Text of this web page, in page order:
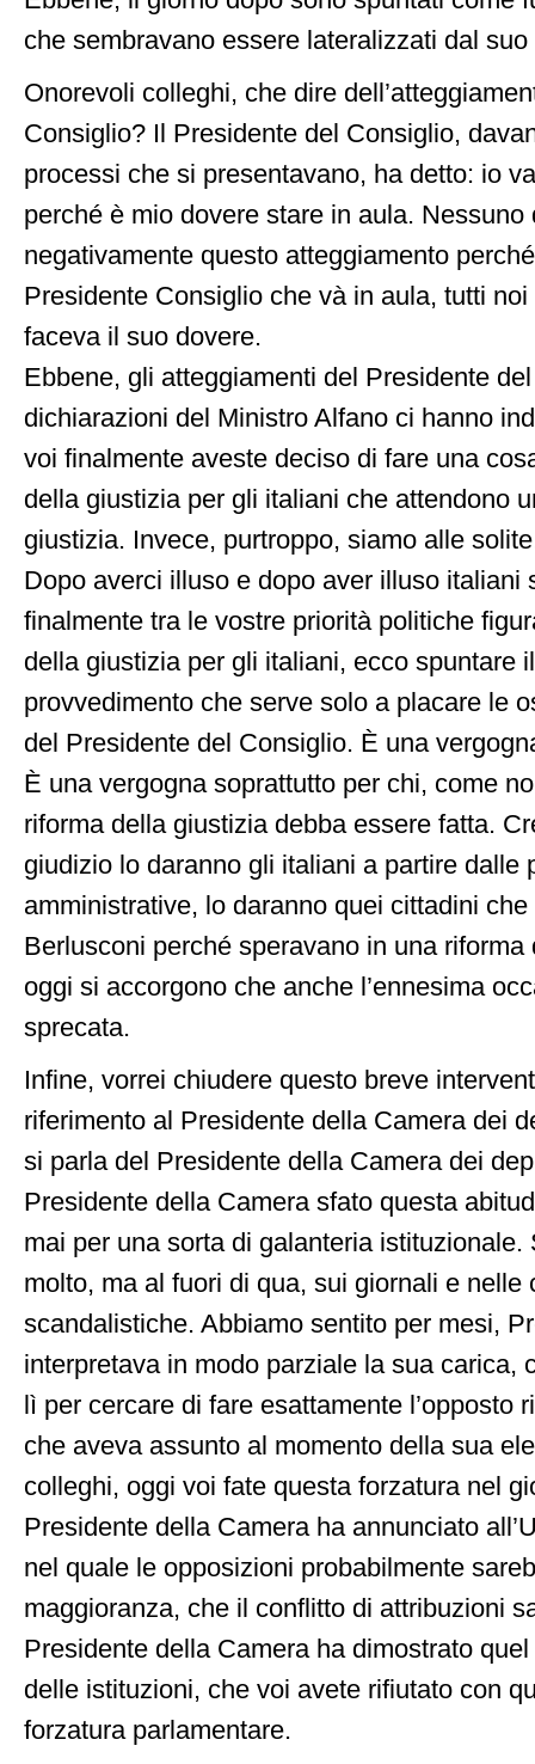
che sembravano essere lateralizzati dal
Onorevoli colleghi, che dire
Consiglio? Il Presidente del Consiglio,
processi che si presentavano, ha detto: io
perché è mio dovere stare in aula.
negativamente questo atteggiamento
Presidente Consiglio che và in aula, tutti
faceva il suo dovere.
Ebbene, gli atteggiamenti del Presidente
dichiarazioni del Ministro Alfano ci hanno
voi finalmente aveste deciso di fare una
della giustizia per gli italiani che attendono
giustizia. Invece, purtroppo, siamo alle
Dopo averci illuso e dopo aver illuso italiani
finalmente tra le vostre priorità politiche
della giustizia per gli italiani, ecco spuntare
provvedimento che serve solo a placare le
del Presidente del Consiglio. È una
È una vergogna soprattutto per chi, come
riforma della giustizia debba essere fatta.
giudizio lo daranno gli italiani a partire dalle
amministrative, lo daranno quei cittadini
Berlusconi perché speravano in una
oggi si accorgono che anche l’ennesima
sprecata.
Infine, vorrei chiudere questo breve
riferimento al Presidente della Camera dei
si parla del Presidente della Camera dei
Presidente della Camera sfato questa
mai per una sorta di galanteria istituzionale.
molto, ma al fuori di qua, sui giornali e nelle
scandalistiche. Abbiamo sentito per mesi,
interpretava in modo parziale la sua carica,
lì per cercare di fare esattamente l’opposto
che aveva assunto al momento della sua
colleghi, oggi voi fate questa forzatura nel
Presidente della Camera ha annunciato
nel quale le opposizioni probabilmente
maggioranza, che il conflitto di attribuzioni
Presidente della Camera ha dimostrato
delle istituzioni, che voi avete rifiutato con
forzatura parlamentare.